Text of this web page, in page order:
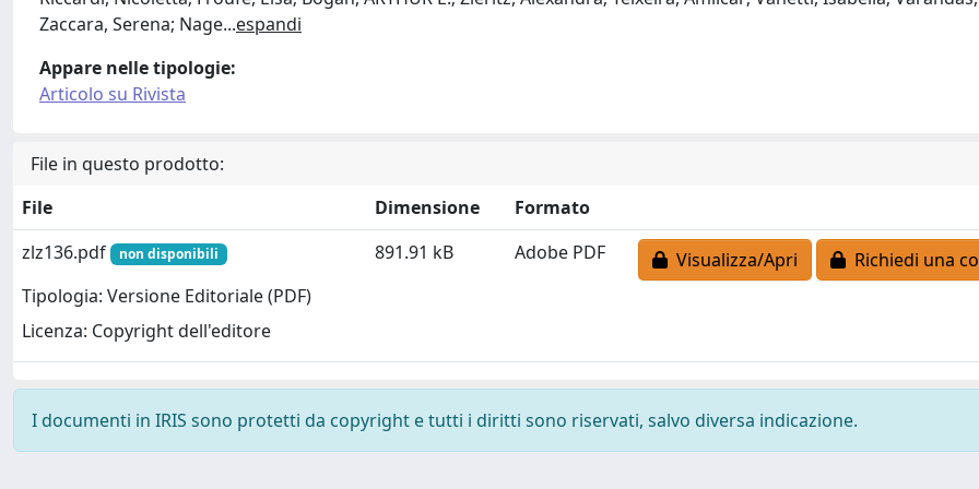
Zaccara, Serena; Nage...espandi
Appare nelle tipologie:
Articolo su Rivista
File in questo prodotto:
File
Dimensione
Formato
zlz136.pdf
non disponibili
Tipologia: Versione Editoriale (PDF)
Licenza: Copyright dell'editore
891.91 kB Adobe PDF Visualizza/Apri Richiedi una
I documenti in IRIS sono protetti da copyright e tutti i diritti sono riservati, salvo diversa indicazione.